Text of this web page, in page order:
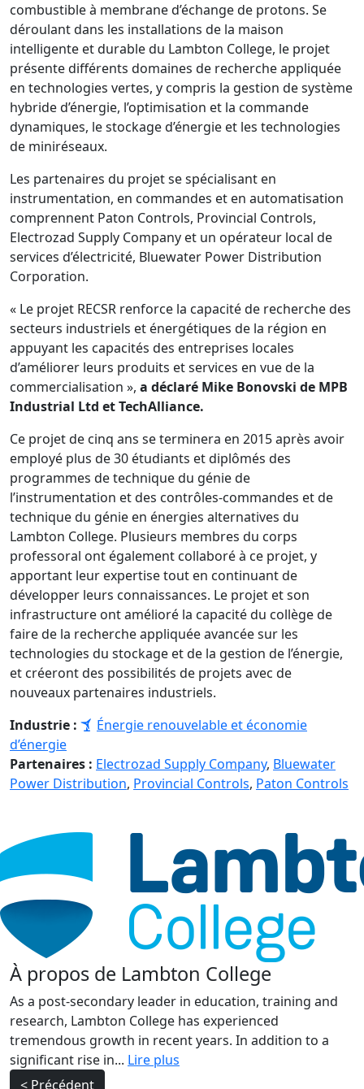
combustible à membrane d’échange de protons. Se
déroulant dans les installations de la maison
intelligente et durable du Lambton College, le projet
présente différents domaines de recherche appliquée
en technologies vertes, y compris la gestion de système
hybride d’énergie, l’optimisation et la commande
dynamiques, le stockage d’énergie et les technologies
de miniréseaux.
Les partenaires du projet se spécialisant en
instrumentation, en commandes et en automatisation
comprennent Paton Controls, Provincial Controls,
Electrozad Supply Company et un opérateur local de
services d’électricité, Bluewater Power Distribution
Corporation.
« Le projet RECSR renforce la capacité de recherche des
secteurs industriels et énergétiques de la région en
appuyant les capacités des entreprises locales
d’améliorer leurs produits et services en vue de la
commercialisation », a déclaré Mike Bonovski de MPB
Industrial Ltd et TechAlliance.
Ce projet de cinq ans se terminera en 2015 après avoir
employé plus de 30 étudiants et diplômés des
programmes de technique du génie de
l’instrumentation et des contrôles-commandes et de
technique du génie en énergies alternatives du
Lambton College. Plusieurs membres du corps
professoral ont également collaboré à ce projet, y
apportant leur expertise tout en continuant de
développer leurs connaissances. Le projet et son
infrastructure ont amélioré la capacité du collège de
faire de la recherche appliquée avancée sur les
technologies du stockage et de la gestion de l’énergie,
et créeront des possibilités de projets avec de
nouveaux partenaires industriels.
Industrie :
Énergie renouvelable et économie
d’énergie
Partenaires : Electrozad Supply Company, Bluewater
Power Distribution, Provincial Controls, Paton Controls
À propos de Lambton College
As a post-secondary leader in education, training and
research, Lambton College has experienced
tremendous growth in recent years. In addition to a
significant rise in... Lire plus
Navigation
< Précédent